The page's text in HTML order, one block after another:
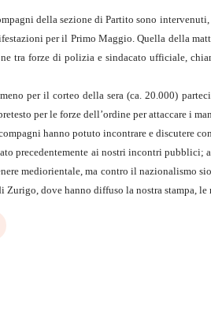
della sezione di Partito sono
per il Primo Maggio. Quella della
tra forze di polizia e sindacato ufficiale,
per il corteo della sera (ca. 20.000)
per le forze dell’ordine per attaccare i
hanno potuto incontrare e discutere
precedentemente ai nostri incontri
mediorientale, ma contro il nazionalismo
Zurigo, dove hanno diffuso la nostra stampa,